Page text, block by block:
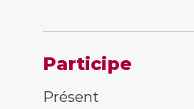
Participe
Présent